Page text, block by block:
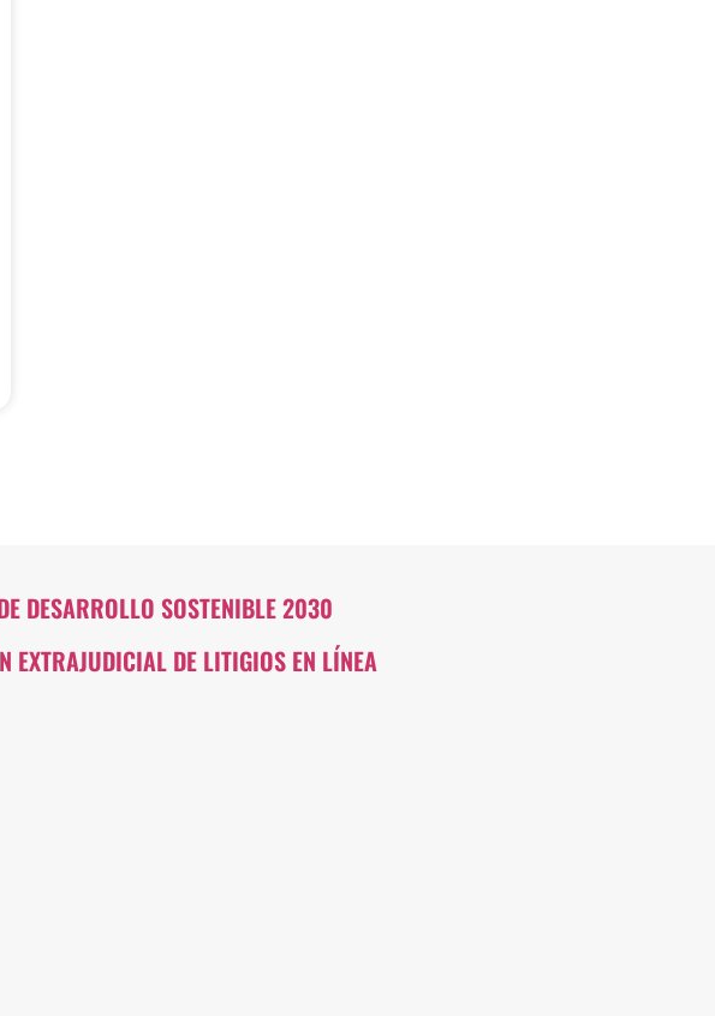
DESARROLLO SOSTENIBLE 2030
EXTRAJUDICIAL DE LITIGIOS EN LÍNEA